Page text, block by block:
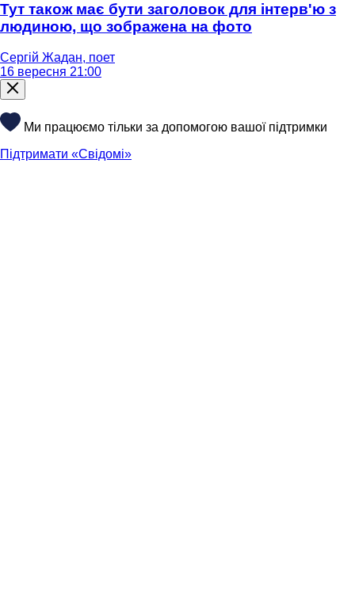
Тут також має бути заголовок для інтерв'ю з
людиною, що зображена на фото
Сергій Жадан, поет
16 вересня 21:00
Ми працюємо тільки за допомогою вашої підтримки
Підтримати «Свідомі»